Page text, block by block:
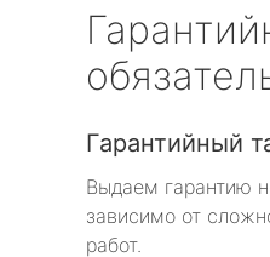
Гарантийный
Выдаем гарантию
зависимо от
работ.